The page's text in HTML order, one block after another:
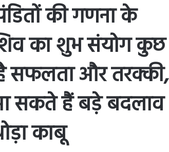
की गणना के
का शुभ संयोग कुछ
सफलता और तरक्की,
आ सकते हैं बड़े बदलाव
काबू